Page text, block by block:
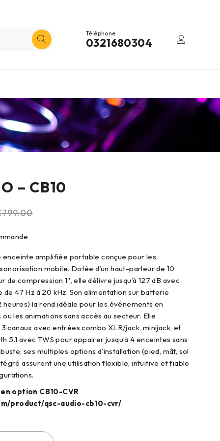
Téléphone
0321680304
– CB10
799.00
enceinte amplifiée portable conçue pour les
mobile. Dotée d’un haut-parleur de 10
de compression 1″, elle délivre jusqu’à 127 dB avec
47 Hz à 20 kHz. Son alimentation sur batterie
heures) la rend idéale pour les événements en
les animations sans accès au secteur. Elle
canaux avec entrées combo XLR/jack, minijack, et
5.1 avec TWS pour appairer jusqu’à 4 enceintes sans
ses multiples options d’installation (pied, mât, sol
assurent une utilisation flexible, intuitive et fiable
option CB10-CVR
product/qsc-audio-cb10-cvr/